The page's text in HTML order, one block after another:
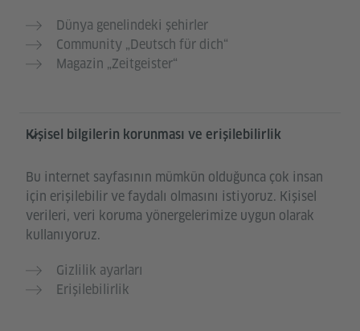
Dünya genelindeki şehirler
Community „Deutsch für dich“
Magazin „Zeitgeister“
Kişisel bilgilerin korunması ve erişilebilirlik
Bu internet sayfasının mümkün olduğunca çok insan
için erişilebilir ve faydalı olmasını istiyoruz. Kişisel
verileri, veri koruma yönergelerimize uygun olarak
kullanıyoruz.
Gizlilik ayarları
Erişilebilirlik